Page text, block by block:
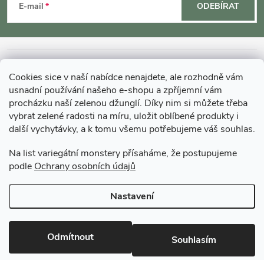
Cookies sice v naší nabídce nenajdete, ale rozhodně vám
usnadní používání našeho e-shopu a zpříjemní vám
procházku naší zelenou džunglí. Díky nim si můžete třeba
vybrat zelené radosti na míru, uložit oblíbené produkty i
další vychytávky, a k tomu všemu potřebujeme váš souhlas.
Na list variegátní monstery přísaháme, že postupujeme
podle Ochrany osobních údajů
Nastavení
Odmítnout Souhlasím
p
a
E-mail ODEBÍRAT
MOHLO BY VÁS ZAJÍMAT
O GARDNERS
Gardners Design - Projekt, realizace a údržba zahrad a interiérů
Copyright 2026Gardners-eshop.cz. Všechna práva vyhrazena.Upravit
nastavení cookies